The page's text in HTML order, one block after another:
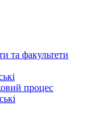
та факультети
процес